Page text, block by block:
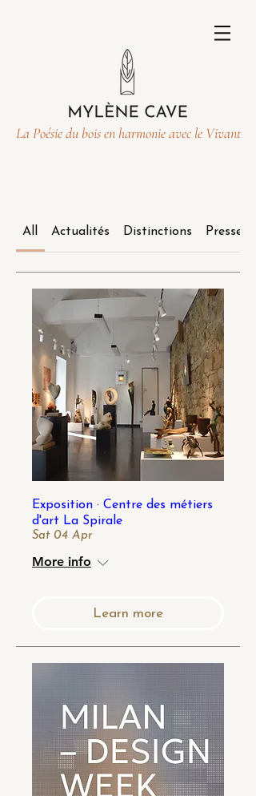
La Poésie du bois en harmonie avec le Vivant
All Actualités Distinctions Presse
Exposition · Centre des métiers
d'art La Spirale
Sat 04 Apr
More info
Learn more